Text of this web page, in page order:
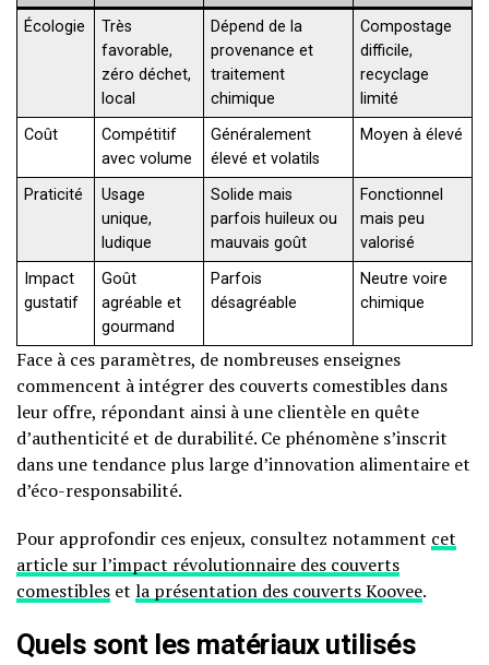
Écologie
Très
favorable,
zéro déchet,
local
Dépend de la
provenance et
traitement
chimique
Compostage
difficile,
recyclage
limité
Coût
Compétitif
avec volume
Généralement
élevé et volatils
Moyen à élevé
Praticité
Usage
unique,
ludique
Solide mais
parfois huileux ou
mauvais goût
Fonctionnel
mais peu
valorisé
Impact
gustatif
Goût
agréable et
gourmand
Parfois
désagréable
Neutre voire
chimique
Face à ces paramètres, de nombreuses enseignes
commencent à intégrer des couverts comestibles dans
leur offre, répondant ainsi à une clientèle en quête
d’authenticité et de durabilité. Ce phénomène s’inscrit
dans une tendance plus large d’innovation alimentaire et
d’éco-responsabilité.
Pour approfondir ces enjeux, consultez notamment cet
article sur l’impact révolutionnaire des couverts
comestibles et la présentation des couverts Koovee.
Quels sont les matériaux utilisés